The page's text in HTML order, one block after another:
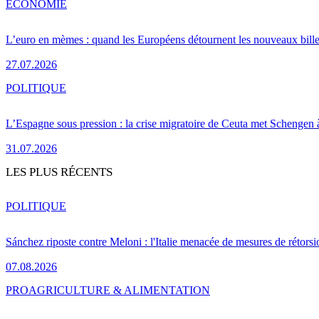
L’euro en mèmes : quand les Européens détournent les nouveaux
27.07.2026
ÉCONOMIE
L’Espagne sous pression : la crise migratoire de Ceuta met Schengen
31.07.2026
POLITIQUE
LES PLUS RÉCENTS
Sánchez riposte contre Meloni : l'Italie menacée de mesures de
07.08.2026
POLITIQUE
PROAGRICULTURE & ALIMENTATION